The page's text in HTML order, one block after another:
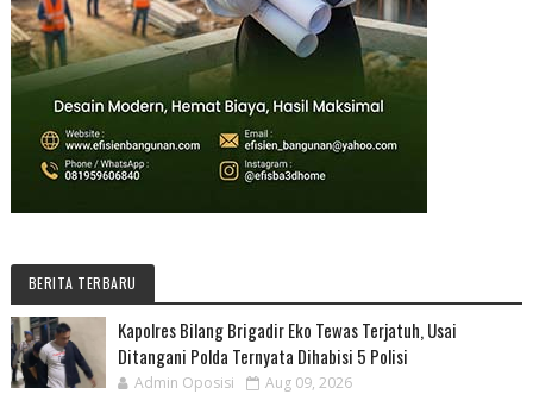
BERITA TERBARU
Kapolres Bilang Brigadir Eko Tewas Terjatuh, Usai
Ditangani Polda Ternyata Dihabisi 5 Polisi
Admin Oposisi Aug 09, 2026